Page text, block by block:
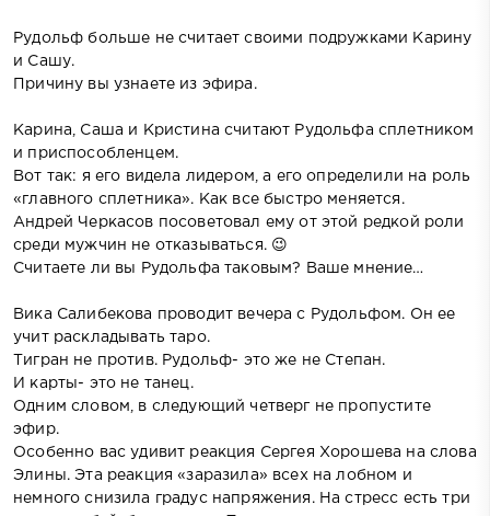
Рудольф больше не считает своими подружками Карину
и Сашу.
Причину вы узнаете из эфира.
Карина, Саша и Кристина считают Рудольфа сплетником
и приспособленцем.
Вот так: я его видела лидером, а его определили на роль
«главного сплетника». Как все быстро меняется.
Андрей Черкасов посоветовал ему от этой редкой роли
среди мужчин не отказываться. 😉
Считаете ли вы Рудольфа таковым? Ваше мнение…
Вика Салибекова проводит вечера с Рудольфом. Он ее
учит раскладывать таро.
Тигран не против. Рудольф- это же не Степан.
И карты- это не танец.
Одним словом, в следующий четверг не пропустите
эфир.
Особенно вас удивит реакция Сергея Хорошева на слова
Элины. Эта реакция «заразила» всех на лобном и
немного снизила градус напряжения. На стресс есть три